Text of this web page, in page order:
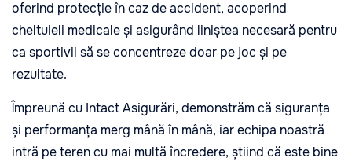
oferind protecție în caz de accident, acoperind
cheltuieli medicale și asigurând liniștea necesară pentru
ca sportivii să se concentreze doar pe joc și pe
rezultate.
Împreună cu Intact Asigurări, demonstrăm că siguranța
și performanța merg mână în mână, iar echipa noastră
intră pe teren cu mai multă încredere, știind că este bine